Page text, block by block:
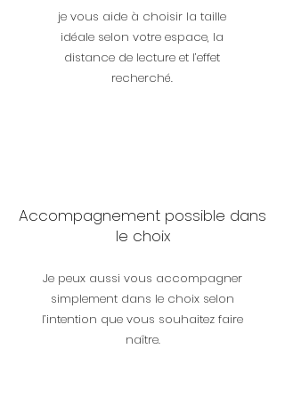
je vous aide à choisir la taille
idéale selon votre espace, la
distance de lecture et l’effet
recherché.
Accompagnement possible dans
le choix
Je peux aussi vous accompagner
simplement dans le choix selon
l’intention que vous souhaitez faire
naître.